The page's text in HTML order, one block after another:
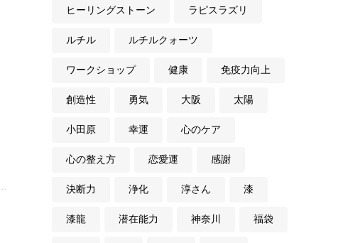
ヒーリングストーン ラピスラズリ
ルチル ルチルクォーツ
ワークショップ 健康 免疫力向上
創造性 勇気 大阪 太陽
小田原 幸運 心のケア
心の整え方 恋愛運 感謝
決断力 浄化 淳さん 漆
漆龍 潜在能力 神奈川 福袋